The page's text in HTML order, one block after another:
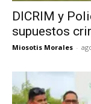
DICRIM y
supuestos
Miosotis Morales -